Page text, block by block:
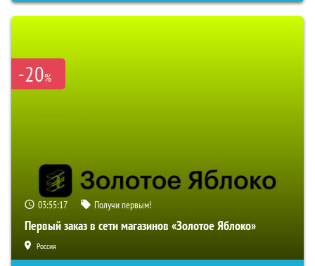
-20%
03:55:16 Получи первым!
Первый заказ в сети магазинов «Золотое Яблоко»
Россия